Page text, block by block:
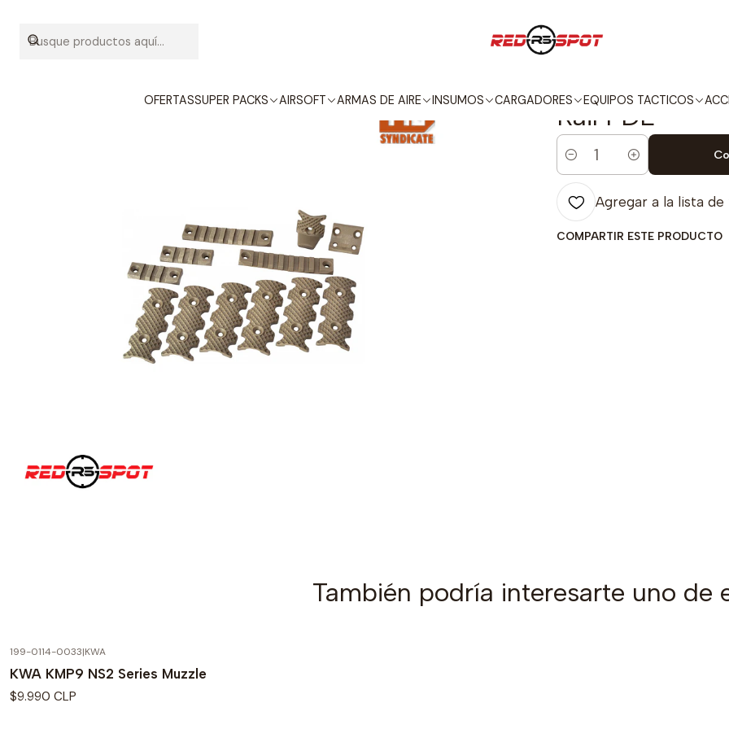
OFERTASSUPER PACKS AIRSOFT ARMAS DE AIRE INSUMOS CARGADORES EQUIPOS TACTICOS
PTS
Rail FDE
Cantidad
Agregar a la lista
COMPARTIR ESTE PRODUCTO
También podría interesarte uno de
199-0114-0033|KWA
KWA KMP9 NS2 Series Muzzle
$9.990 CLP